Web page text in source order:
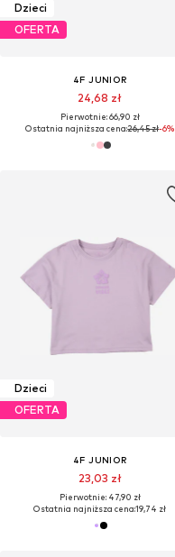
Dzieci
OFERTA
4F JUNIOR
24,68 zł
Pierwotnie: 66,90 zł
Ostatnia najniższa cena:26,45 zł-6%
Dzieci
OFERTA
4F JUNIOR
23,03 zł
Pierwotnie: 47,90 zł
Ostatnia najniższa cena:19,74 zł